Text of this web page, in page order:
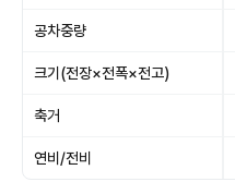
공차중량
크기(전장×전폭×전고)
축거
연비/전비